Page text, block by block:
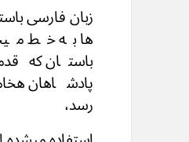
زبان فارسی
ها به خط
باستانکه
پادشاهان
رسد،